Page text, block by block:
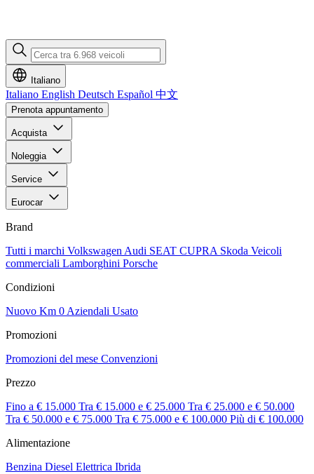
Italiano
Italiano English Deutsch Español 中文
Prenota appuntamento
Acquista
Noleggia
Service
Eurocar
Brand
Tutti i marchi Volkswagen Audi SEAT CUPRA Skoda Veicoli
commerciali Lamborghini Porsche
Condizioni
Nuovo Km 0 Aziendali Usato
Promozioni
Promozioni del mese Convenzioni
Prezzo
Fino a € 15.000 Tra € 15.000 e € 25.000 Tra € 25.000 e € 50.000
Tra € 50.000 e € 75.000 Tra € 75.000 e € 100.000 Più di € 100.000
Alimentazione
Benzina Diesel Elettrica Ibrida